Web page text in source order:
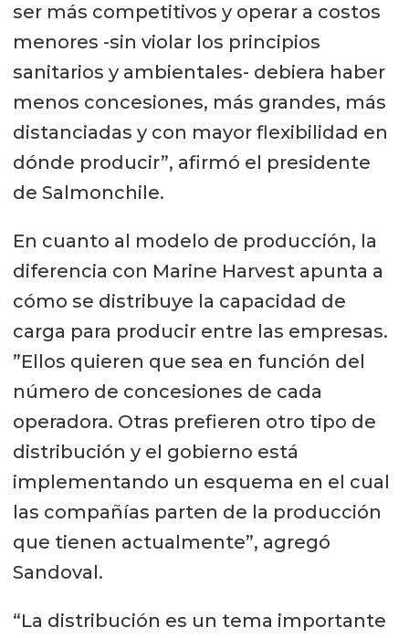
ser más competitivos y operar a costos
menores -sin violar los principios
sanitarios y ambientales- debiera haber
menos concesiones, más grandes, más
distanciadas y con mayor flexibilidad en
dónde producir”, afirmó el presidente
de Salmonchile.
En cuanto al modelo de producción, la
diferencia con Marine Harvest apunta a
cómo se distribuye la capacidad de
carga para producir entre las empresas.
”Ellos quieren que sea en función del
número de concesiones de cada
operadora. Otras prefieren otro tipo de
distribución y el gobierno está
implementando un esquema en el cual
las compañías parten de la producción
que tienen actualmente”, agregó
Sandoval.
“La distribución es un tema importante